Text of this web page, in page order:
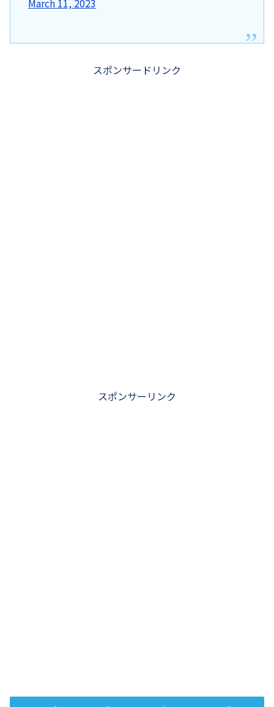
March 11, 2023
スポンサードリンク
スポンサーリンク